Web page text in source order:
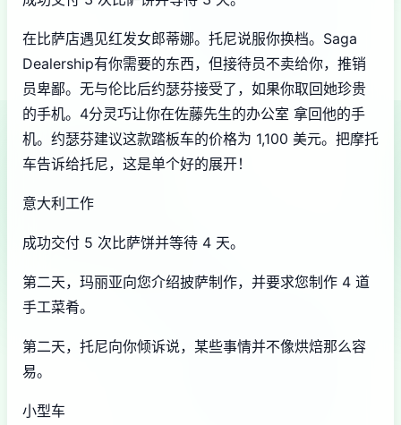
在比萨店遇见红发女郎蒂娜。托尼说服你换档。Saga
Dealership有你需要的东西，但接待员不卖给你，推销
员卑鄙。无与伦比后约瑟芬接受了，如果你取回她珍贵
的手机。4分灵巧让你在佐藤先生的办公室 拿回他的手
机。约瑟芬建议这款踏板车的价格为 1,100 美元。把摩托
车告诉给托尼，这是单个好的展开！
意大利工作
成功交付 5 次比萨饼并等待 4 天。
第二天，玛丽亚向您介绍披萨制作，并要求您制作 4 道
手工菜肴。
第二天，托尼向你倾诉说，某些事情并不像烘焙那么容
易。
小型车